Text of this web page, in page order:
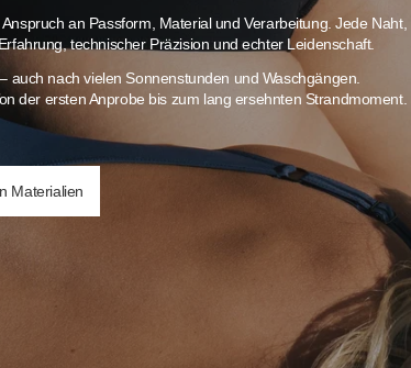
an Passform, Material und Verarbeitung. Jede Naht,
technischer Präzision und echter Leidenschaft.
auch nach vielen Sonnenstunden und Waschgängen.
der ersten Anprobe bis zum lang ersehnten Strandmoment.
Materialien